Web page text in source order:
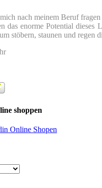
nach meinem Beruf
das enorme Potential
stöbern, staunen und regen
shoppen